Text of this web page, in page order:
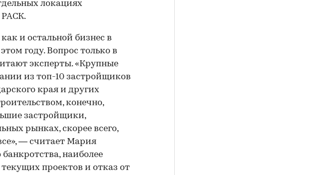
локациях
РАСК.
и остальной бизнес в
году. Вопрос только в
эксперты. «Крупные
из топ-10 застройщиков
края и других
конечно,
застройщики,
рынках, скорее всего,
— считает Мария
наиболее
проектов и отказ от